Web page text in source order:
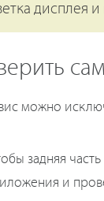
дисплея
можно
задняя
и